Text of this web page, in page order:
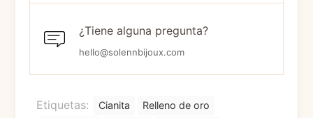
¿Tiene alguna pregunta?
hello@solennbijoux.com
Etiquetas: Cianita
Relleno de oro